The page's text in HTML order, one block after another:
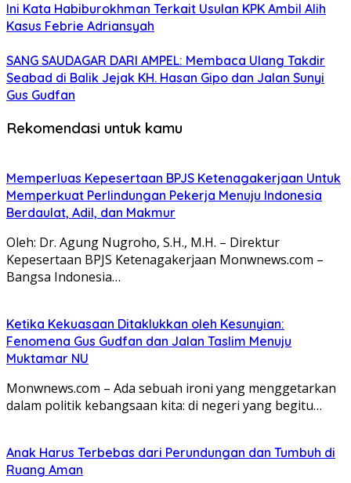
Ini Kata Habiburokhman Terkait Usulan KPK Ambil Alih
Kasus Febrie Adriansyah
SANG SAUDAGAR DARI AMPEL: Membaca Ulang Takdir
Seabad di Balik Jejak KH. Hasan Gipo dan Jalan Sunyi
Gus Gudfan
Rekomendasi untuk kamu
Memperluas Kepesertaan BPJS Ketenagakerjaan Untuk
Memperkuat Perlindungan Pekerja Menuju Indonesia
Berdaulat, Adil, dan Makmur
Oleh: Dr. Agung Nugroho, S.H., M.H. – Direktur
Kepesertaan BPJS Ketenagakerjaan Monwnews.com –
Bangsa Indonesia…
Ketika Kekuasaan Ditaklukkan oleh Kesunyian:
Fenomena Gus Gudfan dan Jalan Taslim Menuju
Muktamar NU
Monwnews.com – Ada sebuah ironi yang menggetarkan
dalam politik kebangsaan kita: di negeri yang begitu…
Anak Harus Terbebas dari Perundungan dan Tumbuh di
Ruang Aman